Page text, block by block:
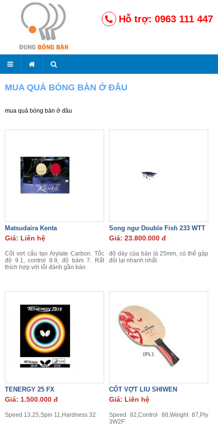
Hỗ trợ: 0963 111 447
MUA QUẢ BÓNG BÀN Ở ĐÂU
mua quả bóng bàn ở đâu
Matsudaira Kenta
Giá: Liên hệ
Cốt vợt cấu tạo Arylate Carbon. Tốc
độ 9.1, control 8.9, độ bám 7. Rất
thích hợp với lối đánh gần bàn
Song ngư Double Fish 233 WTT
Giá: 23.800.000 đ
độ dày của bàn là 25mm, có thể gập
đôi lại nhanh nhất
TENERGY 25 FX
Giá: 1.500.000 đ
Speed 13.25,Spin 11,Hardness 32
CỐT VỢT LIU SHIWEN
Giá: Liên hệ
Speed 82,Control 88,Weight 87,Ply
3W2F